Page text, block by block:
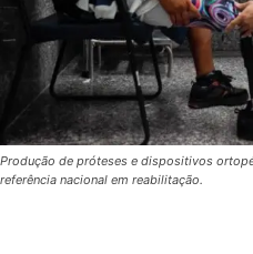
Produção de próteses e dispositivos
referência nacional em reabilitação.